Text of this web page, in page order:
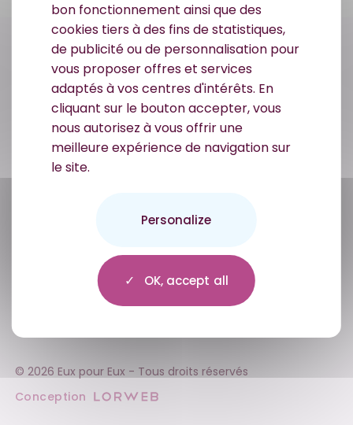
Association Eux Pour Eux
Impasse des Lilas
57940 METZERVISSE
France
Mentions légales
Politique de confidentialité
© 2026 Eux pour Eux - Tous droits réservés
Conception
bon fonctionnement ainsi que des
cookies tiers à des fins de statistiques,
de publicité ou de personnalisation pour
vous proposer offres et services
adaptés à vos centres d'intérêts. En
cliquant sur le bouton accepter, vous
nous autorisez à vous offrir une
meilleure expérience de navigation sur
le site.
OK, accept all
Personalize